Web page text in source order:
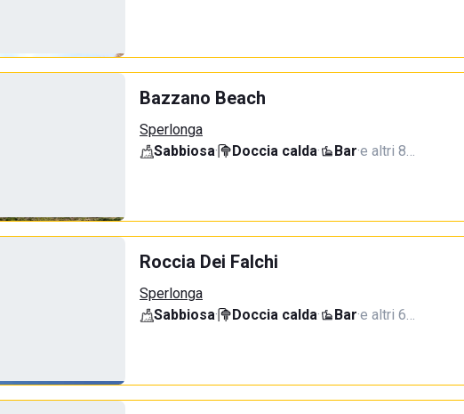
Bazzano Beach
Sperlonga
Sabbiosa· Doccia calda· Bar·e altri 8…
Roccia Dei Falchi
Sperlonga
Sabbiosa· Doccia calda· Bar·e altri 6…